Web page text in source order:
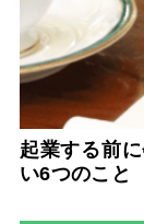
起業する前
い6つのこと